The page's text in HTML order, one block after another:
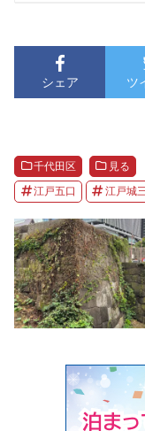
シェア ツ
千代田区 見る
江戸五口 江戸城